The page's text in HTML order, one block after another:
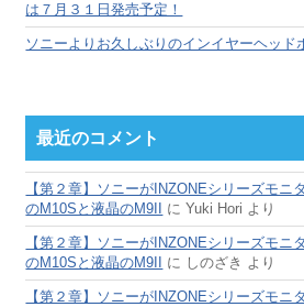
は７月３１日発売予定！
ソニーよりお久しぶりのインイヤーヘッド
最近のコメント
【第２章】ソニーがINZONEシリーズモニ
のM10Sと液晶のM9II
にYuki Hori より
【第２章】ソニーがINZONEシリーズモニ
のM10Sと液晶のM9II
に しのざき より
【第２章】ソニーがINZONEシリーズモニ